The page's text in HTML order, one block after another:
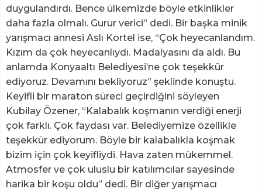
duygulandırdı. Bence ülkemizde böyle etkinlikler
daha fazla olmalı. Gurur verici” dedi. Bir başka minik
yarışmacı annesi Aslı Kortel ise, “Çok heyecanlandım.
Kızım da çok heyecanlıydı. Madalyasını da aldı. Bu
anlamda Konyaaltı Belediyesi’ne çok teşekkür
ediyoruz. Devamını bekliyoruz” şeklinde konuştu.
Keyifli bir maraton süreci geçirdiğini söyleyen
Kubilay Özener, “Kalabalık koşmanın verdiği enerji
çok farklı. Çok faydası var. Belediyemize özellikle
teşekkür ediyorum. Böyle bir kalabalıkla koşmak
bizim için çok keyifliydi. Hava zaten mükemmel.
Atmosfer ve çok uluslu bir katılımcılar sayesinde
harika bir koşu oldu” dedi. Bir diğer yarışmacı